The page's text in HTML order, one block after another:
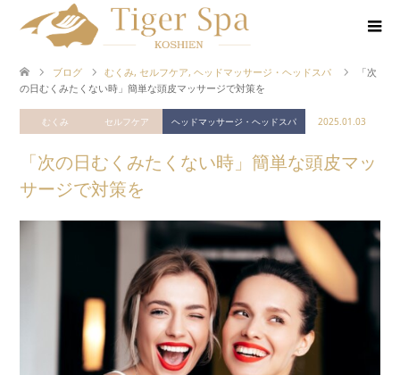
ブログ むくみ, セルフケア, ヘッドマッサージ・ヘッドスパ
「次
の日むくみたくない時」簡単な頭皮マッサージで対策を
むくみ セルフケア ヘッドマッサージ・ヘッドスパ 2025.01.03
「次の日むくみたくない時」簡単な頭皮マッ
サージで対策を